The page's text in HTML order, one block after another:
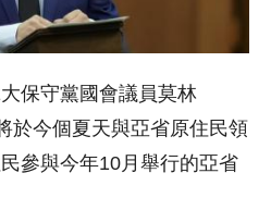
保守黨國會議員莫林
於今個夏天與亞省原住民領
參與今年10月舉行的亞省